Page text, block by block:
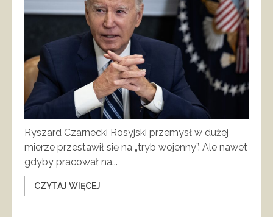
Ryszard Czarnecki Rosyjski przemysł w dużej
mierze przestawił się na „tryb wojenny”. Ale nawet
gdyby pracował na...
CZYTAJ WIĘCEJ